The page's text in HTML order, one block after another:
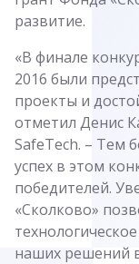
развитие.
«В финале
2016 были
проекты и
отметил Денис
SafeTech. – Тем
успех в этом
победителей.
«Сколково»
наших решений